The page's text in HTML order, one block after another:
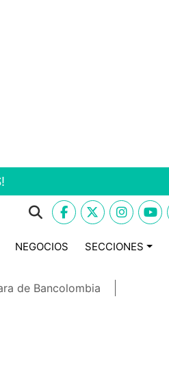
NEGOCIOS SECCIONES
de Bancolombia